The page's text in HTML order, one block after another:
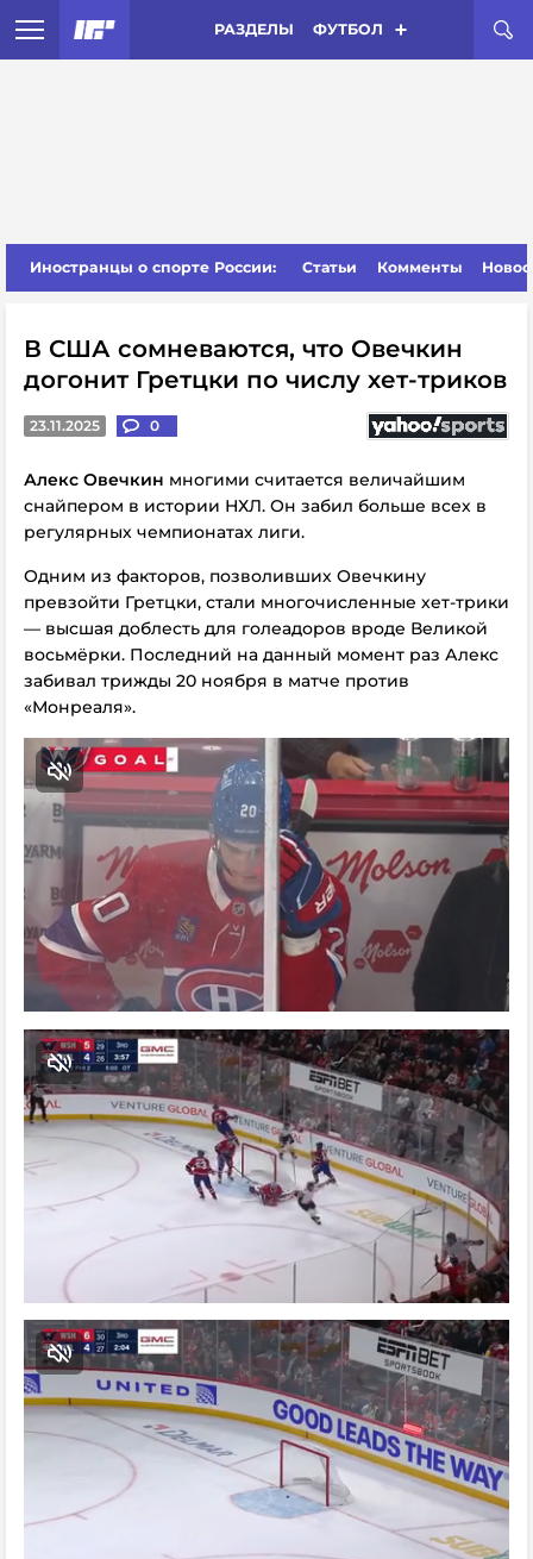
РАЗДЕЛЫ ФУТБОЛ
Иностранцы о спорте России: Статьи Комменты
В США сомневаются, что Овечкин
догонит Гретцки по числу хет-триков
23.11.2025 0
Алекс Овечкин многими считается величайшим
снайпером в истории НХЛ. Он забил больше всех в
регулярных чемпионатах лиги.
Одним из факторов, позволивших Овечкину
превзойти Гретцки, стали многочисленные хет-трики
— высшая доблесть для голеадоров вроде Великой
восьмёрки. Последний на данный момент раз Алекс
забивал трижды 20 ноября в матче против
«Монреаля».